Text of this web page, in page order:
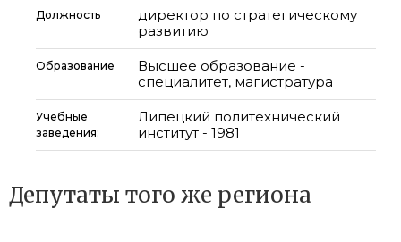
Должность
директор по стратегическому
развитию
Образование
Высшее образование -
специалитет, магистратура
Учебные
заведения:
Липецкий политехнический
институт - 1981
Депутаты того же региона